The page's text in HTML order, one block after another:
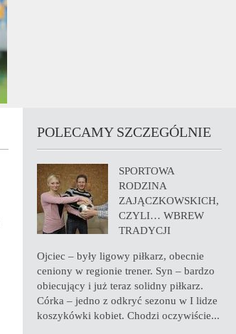
POLECAMY SZCZEGÓLNIE
SPORTOWA
RODZINA
ZAJĄCZKOWSKICH,
CZYLI… WBREW
TRADYCJI
Ojciec – były ligowy piłkarz, obecnie
ceniony w regionie trener. Syn – bardzo
obiecujący i już teraz solidny piłkarz.
Córka – jedno z odkryć sezonu w I lidze
koszykówki kobiet. Chodzi oczywiście...